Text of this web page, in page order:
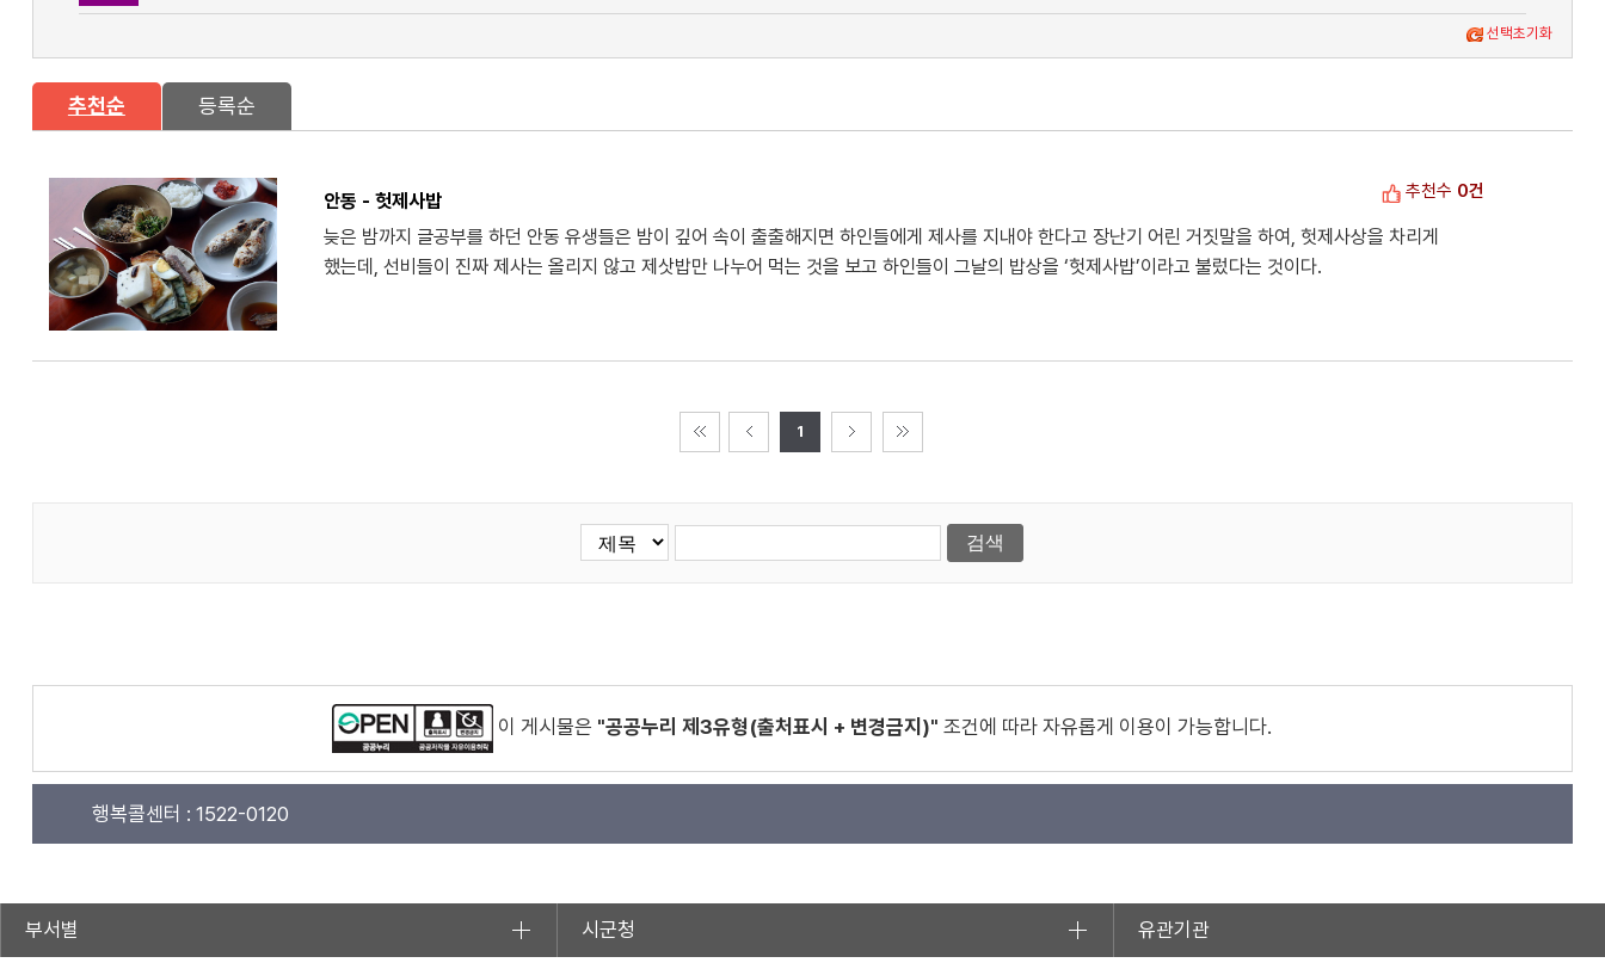
선택초기화
추천순 등록순
안동 - 헛제사밥
늦은 밤까지 글공부를 하던 안동 유생들은 밤이 깊어 속이 출출해지면 하인들에게 제사를 지내야 한다고 장난기 어린 거짓말을 하여, 헛제사상을 차리게
했는데, 선비들이 진짜 제사는 올리지 않고 제삿밥만 나누어 먹는 것을 보고 하인들이 그날의 밥상을 ‘헛제사밥’이라고 불렀다는 것이다.
추천수 0건
1
이 게시물은 "공공누리 제3유형(출처표시 + 변경금지)" 조건에 따라 자유롭게 이용이 가능합니다.
행복콜센터 : 1522-0120
부서별 시군청 유관기관